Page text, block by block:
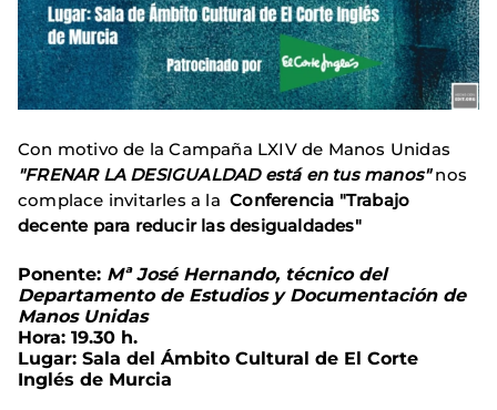
Con motivo de la Campaña LXIV de Manos Unidas
"FRENAR LA DESIGUALDAD está en tus manos"nos
complace invitarles a laConferencia "Trabajo
decente para reducir las desigualdades"
Ponente: Mª José Hernando, técnico del
Departamento de Estudios y Documentación de
Manos Unidas
Hora: 19.30 h.
Lugar: Sala del Ámbito Cultural de El Corte
Inglés de Murcia